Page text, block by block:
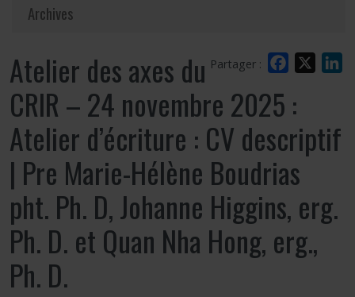
Archives
Partager : Facebook
Atelier des axes du
CRIR – 24 novembre 2025 :
Atelier d’écriture : CV descriptif
| Pre Marie-Hélène Boudrias
pht. Ph. D, Johanne Higgins, erg.
Ph. D. et Quan Nha Hong, erg.,
Ph. D.